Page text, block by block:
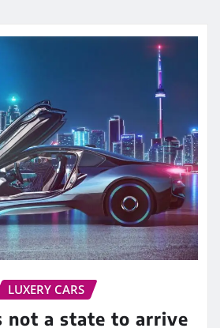
LUXERY CARS
not a state to arrive